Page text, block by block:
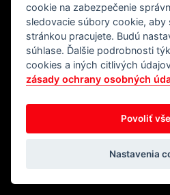
cookie na zabezpečenie
sledovacie súbory cookie,
stránkou pracujete. Budú
súhlase. Ďalšie podrobnosti
cookies a iných citlivých
zásady ochrany osobných
Povoliť
Nastavenia